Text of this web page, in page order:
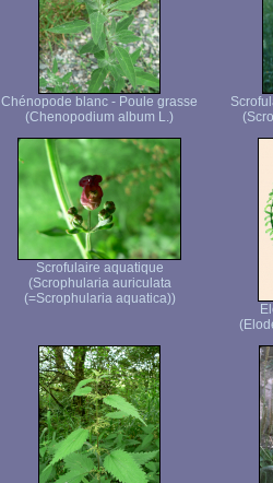
Chénopode blanc - Poule grasse
(Chenopodium album L.)
Scrofulaire aquatique
(Scrophularia auriculata
(=Scrophularia aquatica))